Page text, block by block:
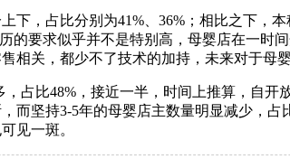
下，占比分别为41%、36%；相比之下，
的要求似乎并不是特别高，母婴店在一时
相关，都少不了技术的加持，未来对于母
占比48%，接近一半，时间上推算，自开
而坚持3-5年的母婴店主数量明显减少，占
见一斑。